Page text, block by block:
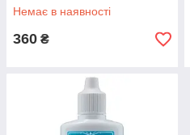
Немає в наявності
360 ₴